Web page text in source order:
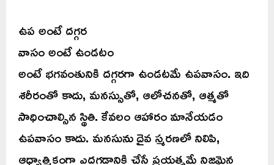
ఉప అంటే దగ్గర
వాసం అంటే ఉండటం
అంటే భగవంతునికి దగ్గరగా ఉండటమే ఉపవాసం. ఇది
శరీరంతో కాదు, మనస్సుతో, ఆలోచనతో, ఆత్మతో
సాధించాల్సిన స్థితి. కేవలం ఆహారం మానేయడం
ఉపవాసం కాదు. మనసును దైవ స్మరణలో నిలిపి,
ఆధ్యాత్మికంగా ఎదగడానికి చేసే ప్రయత్నమే నిజమైన